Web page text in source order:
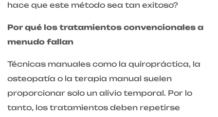
hace que este método sea tan exitoso?
Por qué los tratamientos convencionales a
menudo fallan
Técnicas manuales como la quiropráctica, la
osteopatía o la terapia manual suelen
proporcionar solo un alivio temporal. Por lo
tanto, los tratamientos deben repetirse